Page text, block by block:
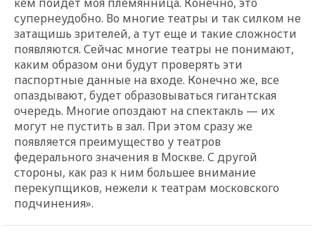
супернеудобно. Во многие театры и так силком не
затащишь зрителей, а тут еще и такие сложности
появляются. Сейчас многие театры не понимают,
каким образом они будут проверять эти
паспортные данные на входе. Конечно же, все
опаздывают, будет образовываться гигантская
очередь. Многие опоздают на спектакль — их
могут не пустить в зал. При этом сразу же
появляется преимущество у театров
федерального значения в Москве. С другой
стороны, как раз к ним большее внимание
перекупщиков, нежели к театрам московского
подчинения».